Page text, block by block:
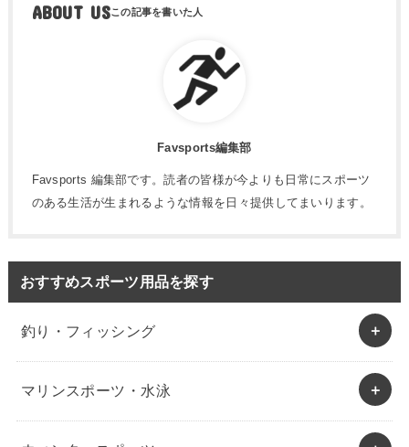
ABOUT US
Favsports編集部
Favsports 編集部です。読者の皆様が今よりも日常にスポーツ
のある生活が生まれるような情報を日々提供してまいります。
おすすめスポーツ用品を探す
釣り・フィッシング
マリンスポーツ・水泳